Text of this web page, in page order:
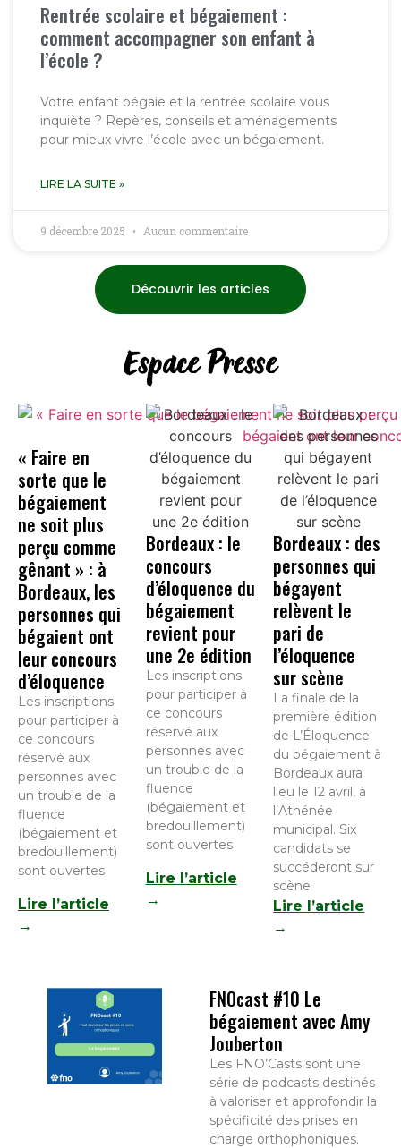
Rentrée scolaire et bégaiement :
comment accompagner son enfant à
l’école ?
Votre enfant bégaie et la rentrée scolaire vous
inquiète ? Repères, conseils et aménagements
pour mieux vivre l’école avec un bégaiement.
LIRE LA SUITE »
9 décembre 2025 Aucun commentaire
Découvrir les articles
Espace Presse
« Faire en
sorte que le
bégaiement
ne soit plus
perçu comme
gênant » : à
Bordeaux, les
personnes qui
bégaient ont
leur concours
d’éloquence
Les inscriptions
pour participer à
ce concours
réservé aux
personnes avec
un trouble de la
fluence
(bégaiement et
bredouillement)
sont ouvertes
Lire l’article
→
Bordeaux : le
concours
d’éloquence du
bégaiement
revient pour
une 2e édition
Les inscriptions
pour participer à
ce concours
réservé aux
personnes avec
un trouble de la
fluence
(bégaiement et
bredouillement)
sont ouvertes
Lire l’article
→
Bordeaux : des
personnes qui
bégayent
relèvent le
pari de
l’éloquence
sur scène
La finale de la
première édition
de L’Éloquence
du bégaiement à
Bordeaux aura
lieu le 12 avril, à
l’Athénée
municipal. Six
candidats se
succéderont sur
scène
Lire l’article
→
FNOcast #10 Le
bégaiement avec Amy
Jouberton
Les FNO’Casts sont une
série de podcasts destinés
à valoriser et approfondir la
spécificité des prises en
charge orthophoniques.